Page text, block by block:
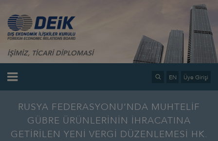
İŞİMİZ, TİCARİ DİPLOMASİ
EN Üye Girişi
RUSYA FEDERASYONU’NDA MUHTELİF
GÜBRE ÜRÜNLERİNİN İHRACATINA
GETİRİLEN YENİ VERGİ DÜZENLEMESİ HK.